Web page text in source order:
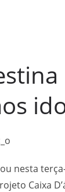
nesta
Caixa